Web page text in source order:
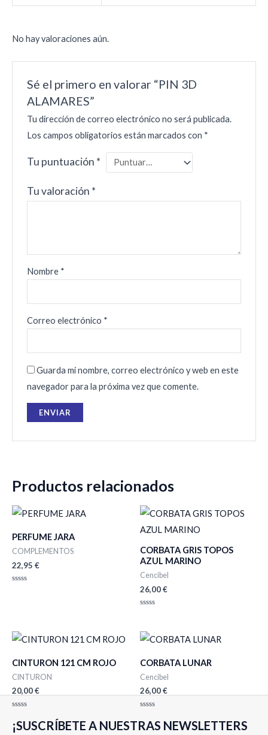
No hay valoraciones aún.
Sé el primero en valorar “PIN 3D
ALAMARES”
Tu dirección de correo electrónico no será publicada.
Los campos obligatorios están marcados con *
Tu puntuación *
Tu valoración *
Nombre *
Correo electrónico *
Guarda mi nombre, correo electrónico y web en este
navegador para la próxima vez que comente.
Productos relacionados
PERFUME JARA
COMPLEMENTOS
22,95 €
CORBATA GRIS TOPOS
AZUL MARINO
Cencibel
26,00€
de
5
CINTURON 121 CM ROJO
CINTURON
20,00€
con
0
CORBATA LUNAR
Cencibel
26,00€
con
0
¡SUSCRÍBETE A NUESTRAS NEWSLETTERS